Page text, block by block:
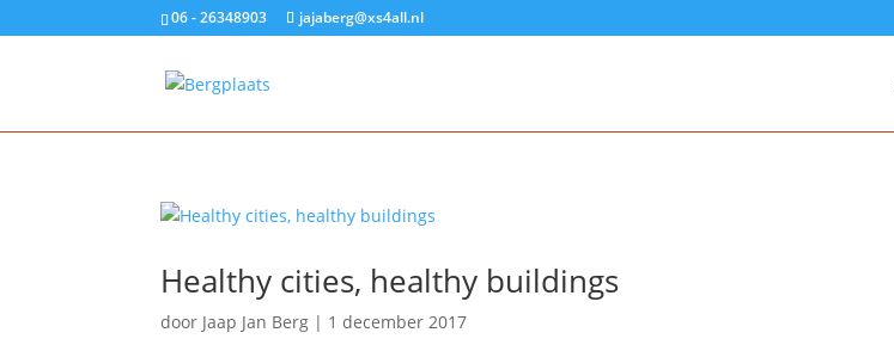
06 - 26348903 jajaberg@xs4all.nl
Healthy cities, healthy buildings
door Jaap Jan Berg | 1 december 2017